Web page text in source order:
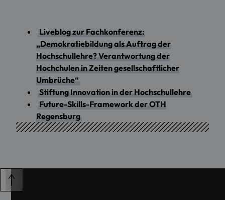
Liveblog zur Fachkonferenz:
„Demokratiebildung als Auftrag der
Hochschullehre? Verantwortung der
Hochchulen in Zeiten gesellschaftlicher
Umbrüche“
Stiftung Innovation in der Hochschullehre
Future-Skills-Framework der OTH
Regensburg